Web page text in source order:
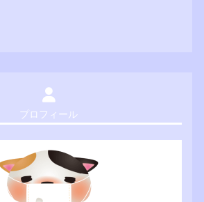
プロフィール